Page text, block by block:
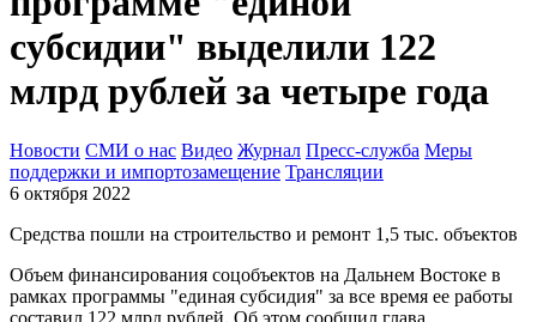
субсидии" выделили 122
млрд рублей за четыре года
Новости СМИ о нас Видео Журнал Пресс-служба Меры
поддержки и импортозамещение Трансляции
6 октября 2022
Средства пошли на строительство и ремонт 1,5 тыс. объектов
Объем финансирования соцобъектов на Дальнем Востоке в
рамках программы "единая субсидия" за все время ее работы
составил 122 млрд рублей. Об этом сообщил глава